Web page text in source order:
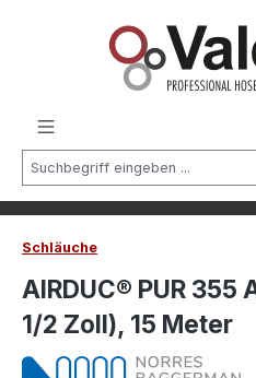
Schläuche
AIRDUC® PUR 355
1/2 Zoll), 15 Meter